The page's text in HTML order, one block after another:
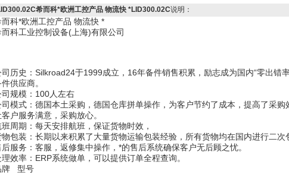
希而科*欧洲工控产品 物流快 *LID300.02C说明：
而科*欧洲工控产品 物流快 *
而科工业控制设备(上海)有限公司
司历史：Silkroad24于1999成立，16年备件销售积累，励志成为国内“零出错
供应商。
司规模：100人左右
司模式：德国本土采购，德国仓库拼单操作，为客户节约了成本，提高了采
户服务满意，采购放心。
班周期：每天安排航班，保证货物时效，
物包装：长期以来积累了大量货物运输包装经验，所有货物均在国内进行二次
后服务：客服，返修集中操作，*的售后系统确保客户无后顾之忧。
理效率：ERP系统做单，可以提供订单全程查询。
牌 型号